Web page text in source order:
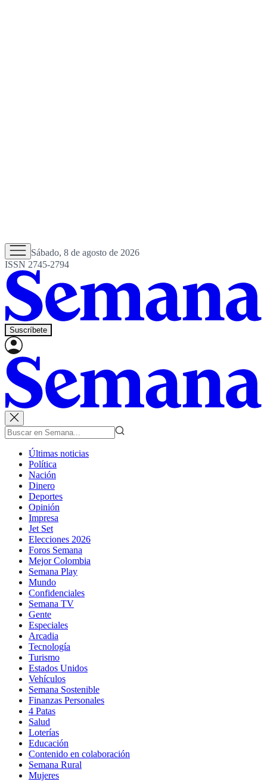
Sábado, 8 de agosto de 2026
ISSN 2745-2794
Suscríbete
Últimas noticias
Política
Nación
Dinero
Deportes
Opinión
Impresa
Jet Set
Elecciones 2026
Foros Semana
Mejor Colombia
Semana Play
Mundo
Confidenciales
Semana TV
Gente
Especiales
Arcadia
Tecnología
Turismo
Estados Unidos
Vehículos
Semana Sostenible
Finanzas Personales
4 Patas
Salud
Loterías
Educación
Contenido en colaboración
Semana Rural
Mujeres